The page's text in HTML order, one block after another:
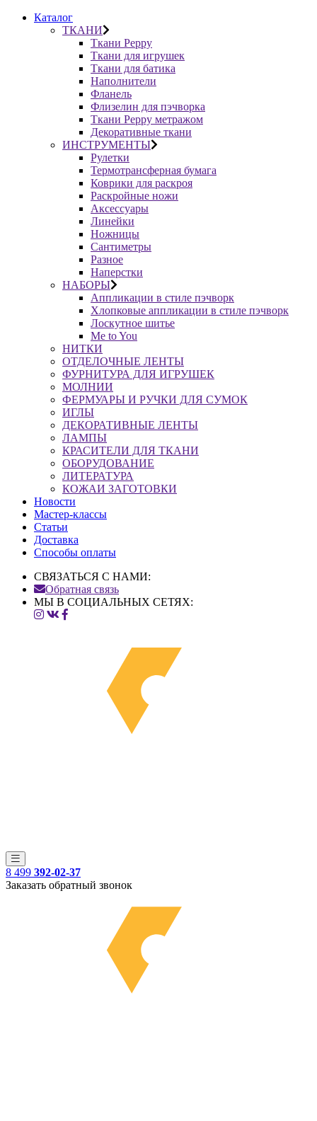
Каталог
ТКАНИ
Ткани Peppy
Ткани для игрушек
Ткани для батика
Наполнители
Фланель
Флизелин для пэчворка
Ткани Peppy метражом
Декоративные ткани
ИНСТРУМЕНТЫ
Рулетки
Термотрансферная бумага
Коврики для раскроя
Раскройные ножи
Аксессуары
Линейки
Ножницы
Сантиметры
Разное
Наперстки
НАБОРЫ
Аппликации в стиле пэчворк
Хлопковые аппликации в стиле пэчворк
Лоскутное шитье
Me to You
НИТКИ
ОТДЕЛОЧНЫЕ ЛЕНТЫ
ФУРНИТУРА ДЛЯ ИГРУШЕК
МОЛНИИ
ФЕРМУАРЫ И РУЧКИ ДЛЯ СУМОК
ИГЛЫ
ДЕКОРАТИВНЫЕ ЛЕНТЫ
ЛАМПЫ
КРАСИТЕЛИ ДЛЯ ТКАНИ
ОБОРУДОВАНИЕ
ЛИТЕРАТУРА
КОЖАИ ЗАГОТОВКИ
Новости
Мастер-классы
Статьи
Доставка
Способы оплаты
СВЯЗАТЬСЯ С НАМИ:
Обратная связь
МЫ В СОЦИАЛЬНЫХ СЕТЯХ:
8 499 392-02-37
Заказать обратный звонок